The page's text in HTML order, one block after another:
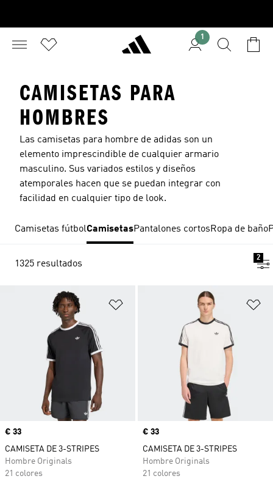
1
CAMISETAS PARA
HOMBRES
Las camisetas para hombre de adidas son un
elemento imprescindible de cualquier armario
masculino. Sus variados estilos y diseños
atemporales hacen que se puedan integrar con
facilidad en cualquier tipo de look.
Camisetas fútbolCamisetasPantalones cortosRopa de baño
1325 resultados
2
Añadir a la lista de deseos
Precio
€ 33
CAMISETA DE 3-STRIPES
Hombre Originals
21 colores
Precio
€ 33
CAMISETA DE 3-STRIPES
Hombre Originals
21 colores